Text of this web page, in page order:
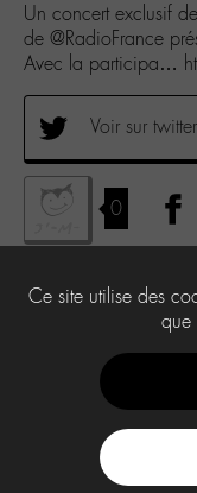
Un concert exclusif
de @RadioFrance
Avec la participa…
Voir sur twitter
0
Ce site utilise des
que